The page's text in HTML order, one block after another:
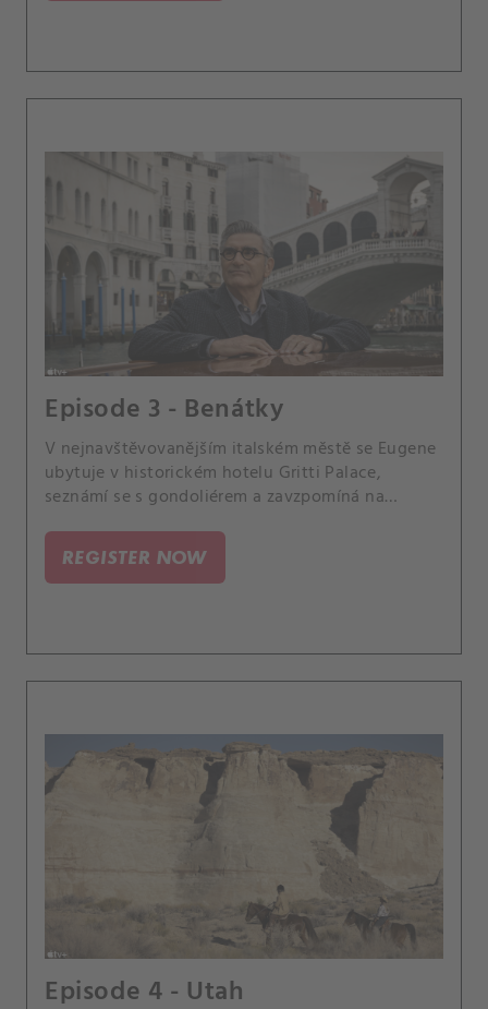
Episode 3 - Benátky
V nejnavštěvovanějším italském městě se Eugene
ubytuje v historickém hotelu Gritti Palace,
seznámí se s gondoliérem a zavzpomíná na
REGISTER NOW
Episode 4 - Utah